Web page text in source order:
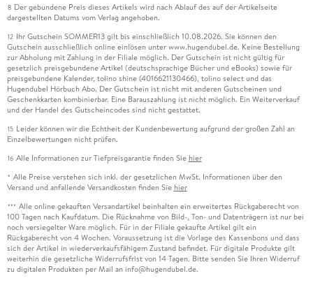
8 Der gebundene Preis dieses Artikels wird nach Ablauf des auf der Artikelseite
dargestellten Datums vom Verlag angehoben.
12 Ihr Gutschein SOMMER13 gilt bis einschließlich 10.08.2026. Sie können den
Gutschein ausschließlich online einlösen unter www.hugendubel.de. Keine Bestellung
zur Abholung mit Zahlung in der Filiale möglich. Der Gutschein ist nicht gültig für
gesetzlich preisgebundene Artikel (deutschsprachige Bücher und eBooks) sowie für
preisgebundene Kalender, tolino shine (4016621130466), tolino select und das
Hugendubel Hörbuch Abo. Der Gutschein ist nicht mit anderen Gutscheinen und
Geschenkkarten kombinierbar. Eine Barauszahlung ist nicht möglich. Ein Weiterverkauf
und der Handel des Gutscheincodes sind nicht gestattet.
15 Leider können wir die Echtheit der Kundenbewertung aufgrund der großen Zahl an
Einzelbewertungen nicht prüfen.
16 Alle Informationen zur Tiefpreisgarantie finden Sie hier
* Alle Preise verstehen sich inkl. der gesetzlichen MwSt. Informationen über den
Versand und anfallende Versandkosten finden Sie hier
*** Alle online gekauften Versandartikel beinhalten ein erweitertes Rückgaberecht von
100 Tagen nach Kaufdatum. Die Rücknahme von Bild-, Ton- und Datenträgern ist nur bei
noch versiegelter Ware möglich. Für in der Filiale gekaufte Artikel gilt ein
Rückgaberecht von 4 Wochen. Voraussetzung ist die Vorlage des Kassenbons und dass
sich der Artikel in wiederverkaufsfähigem Zustand befindet. Für digitale Produkte gilt
weiterhin die gesetzliche Widerrufsfrist von 14 Tagen. Bitte senden Sie Ihren Widerruf
zu digitalen Produkten per Mail an info@hugendubel.de.